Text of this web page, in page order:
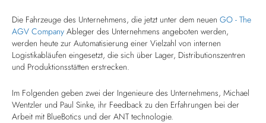
Die Fahrzeuge des Unternehmens, die jetzt unter dem neuen GO - The
AGV Company Ableger des Unternehmens angeboten werden,
werden heute zur Automatisierung einer Vielzahl von internen
Logistikabläufen eingesetzt, die sich über Lager, Distributionszentren
und Produktionsstätten erstrecken.
Im Folgenden geben zwei der Ingenieure des Unternehmens, Michael
Wentzler und Paul Sinke, ihr Feedback zu den Erfahrungen bei der
Arbeit mit BlueBotics und der ANT technologie.